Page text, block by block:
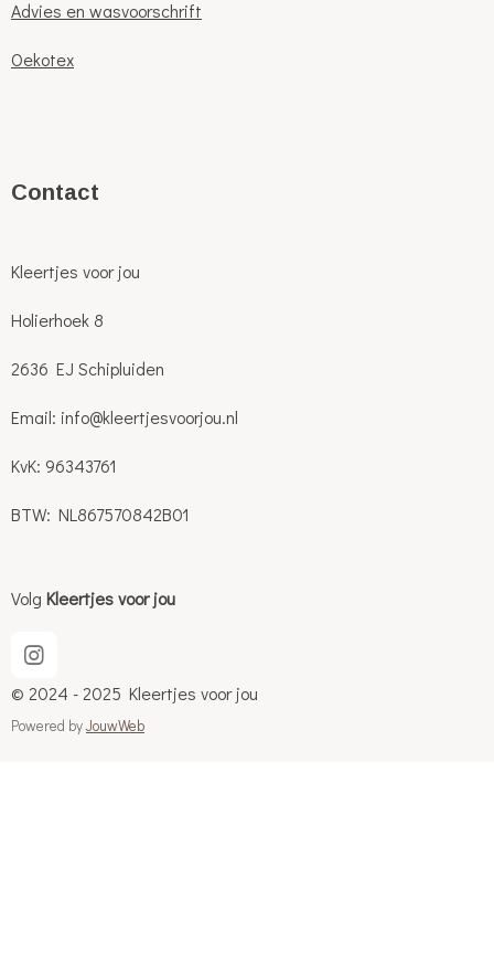
Advies en wasvoorschrift
Oekotex
Contact
Kleertjes voor jou
Holierhoek 8
2636 EJ Schipluiden
Email: info@kleertjesvoorjou.nl
KvK: 96343761
BTW: NL867570842B01
Volg Kleertjes voor jou
I
n
s
t
© 2024 - 2025 Kleertjes voor jou
Powered byJouwWeb